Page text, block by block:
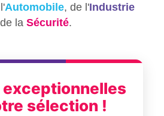
Automobile, de l'Industrie
la Sécurité.
exceptionnelles
sélection !